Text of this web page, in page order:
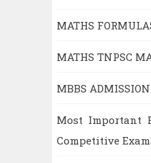
MATHS
MATHS TNPSC
MBBS ADMISSION
Most Important
Competitive